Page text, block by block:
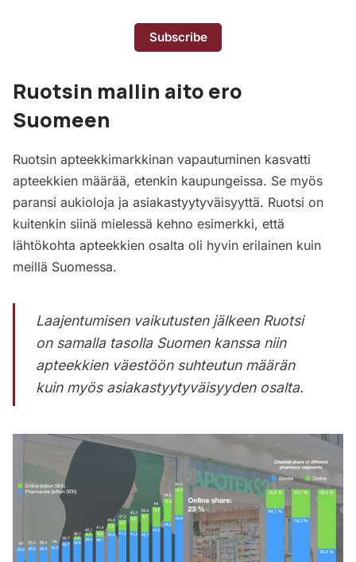
Subscribe
Ruotsin mallin aito ero
Suomeen
Ruotsin apteekkimarkkinan vapautuminen kasvatti
apteekkien määrää, etenkin kaupungeissa. Se myös
paransi aukioloja ja asiakastyytyväisyyttä. Ruotsi on
kuitenkin siinä mielessä kehno esimerkki, että
lähtökohta apteekkien osalta oli hyvin erilainen kuin
meillä Suomessa.
Laajentumisen vaikutusten jälkeen Ruotsi
on samalla tasolla Suomen kanssa niin
apteekkien väestöön suhteutun määrän
kuin myös asiakastyytyväisyyden osalta.